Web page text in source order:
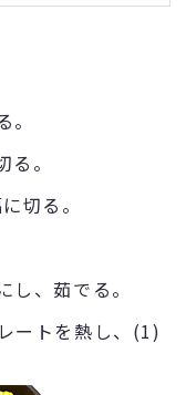
。
切る。
し、茹でる。
ートを熱し、(1)